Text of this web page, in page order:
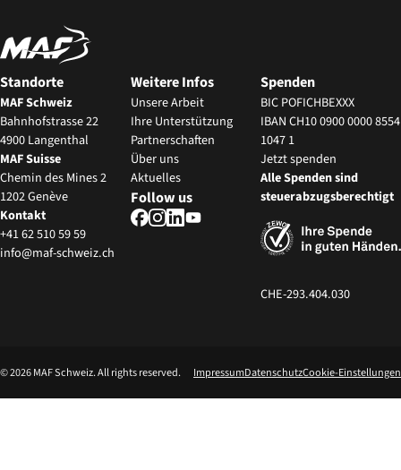
Standorte
MAF Schweiz
Bahnhofstrasse 22
4900 Langenthal
MAF Suisse
Chemin des Mines 2
1202 Genève
Kontakt
+41 62 510 59 59
info@maf-schweiz.ch
Weitere Infos
Unsere Arbeit
Ihre Unterstützung
Partnerschaften
‍Über uns
Aktuelles
Follow us
Spenden
BIC POFICHBEXXX
IBAN CH10 0900 0000 8554
1047 1
Jetzt spenden
Alle Spenden sind
steuerabzugsberechtigt
CHE-293.404.030
©2026MAF Schweiz. All rights reserved. ImpressumDatenschutzCookie-Einstellungen